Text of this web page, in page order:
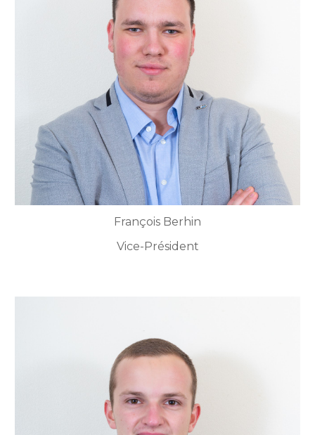
François Berhin
Vice-Président